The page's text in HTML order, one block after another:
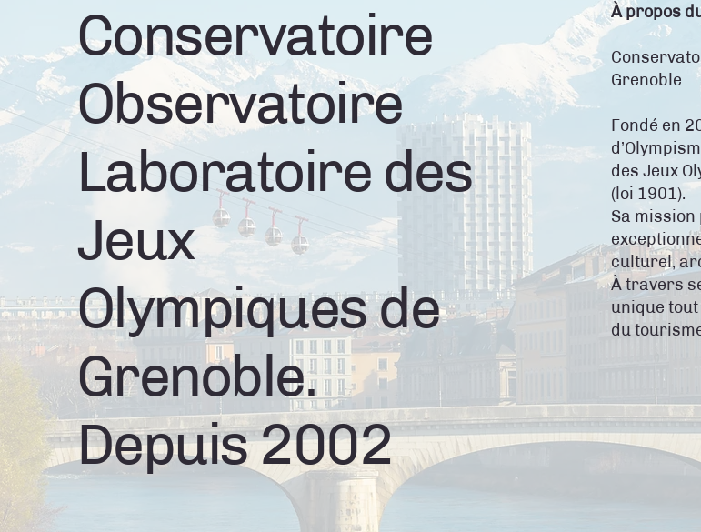
Conservatoire
Observatoire
Laboratoire des
Jeux
Olympiques de
Grenoble.
Depuis 2002
À propos
Grenoble
Fondé en
des Jeux
(loi 1901).
Sa
culturel,
À travers
unique
du